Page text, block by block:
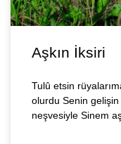
Aşkın İksiri
Tulû etsin
olurdu Senin
neşvesiyle Sinem